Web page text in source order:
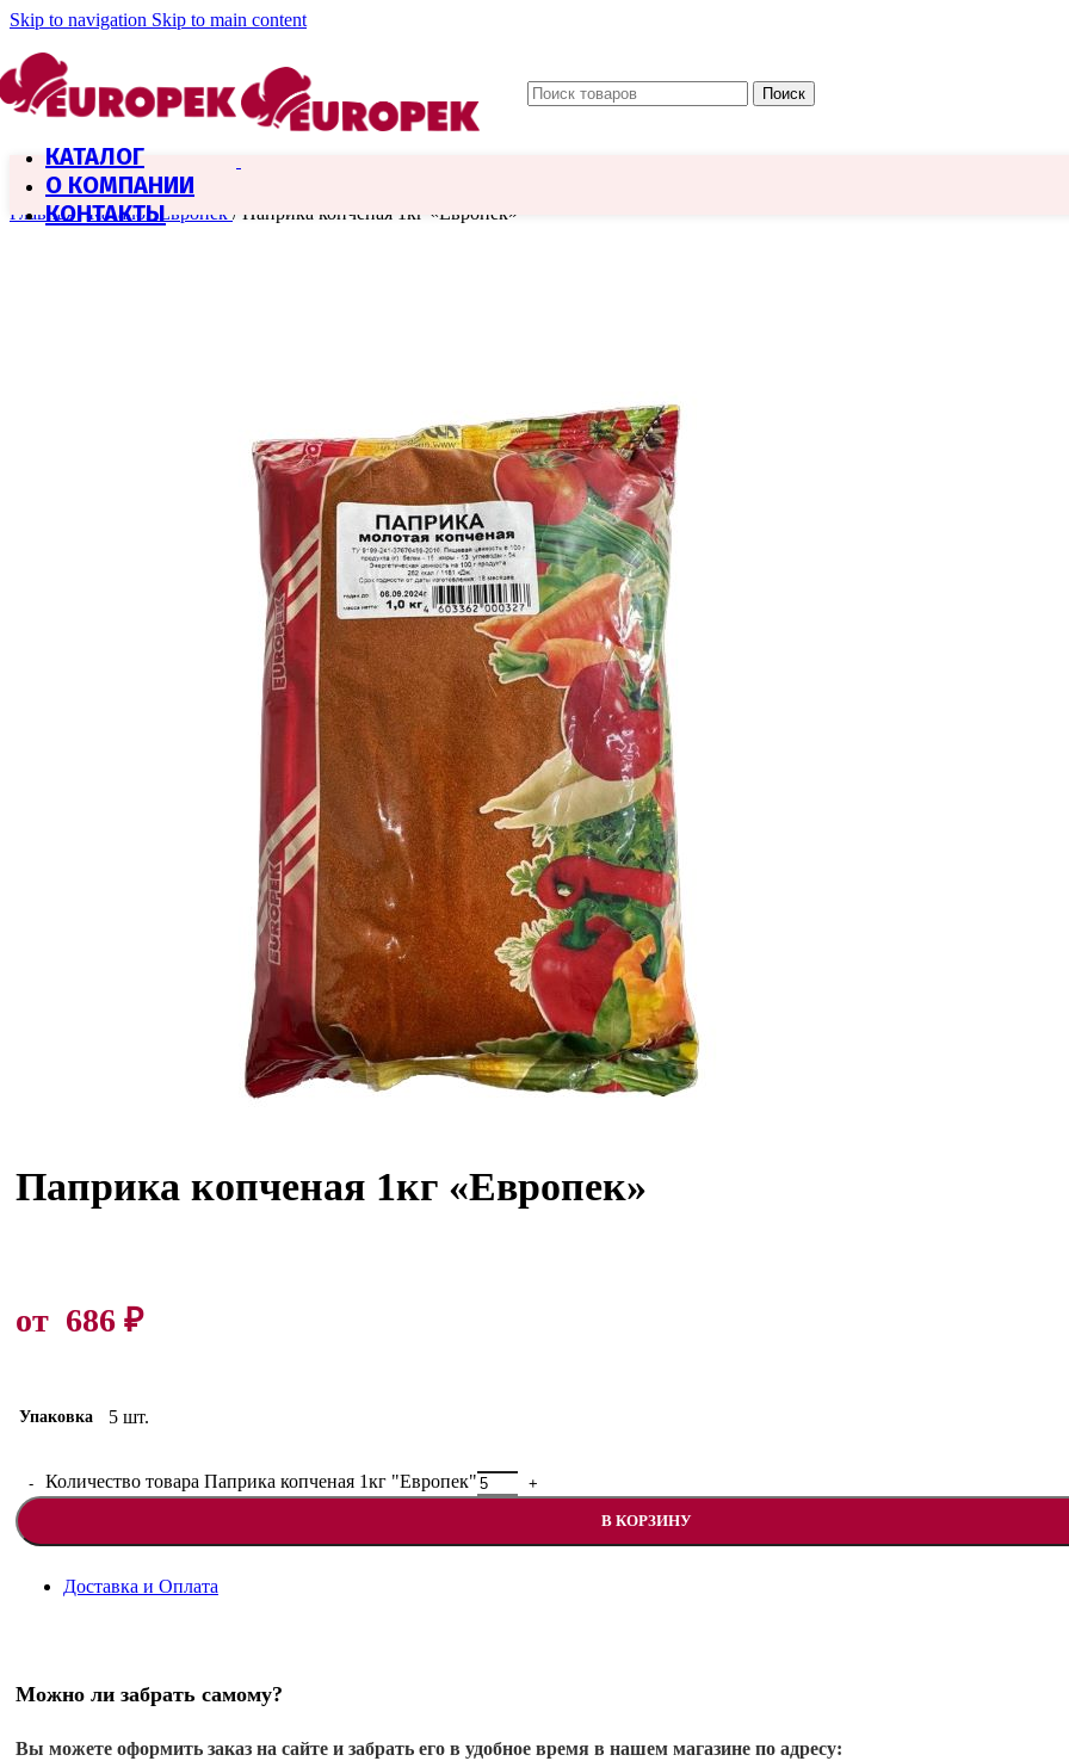
Skip to navigation Skip to main content
Поиск
КАТАЛОГ
О КОМПАНИИ
КОНТАКТЫ
Главная / Каталог Европек / Паприка копченая 1кг «Европек»
Паприка копченая 1кг «Европек»
от 686 ₽
Упаковка 5 шт.
Количество товара Паприка копченая 1кг "Европек"
В КОРЗИНУ
Доставка и Оплата
Можно ли забрать самому?
Вы можете оформить заказ на сайте и забрать его в удобное время в нашем магазине по адресу: